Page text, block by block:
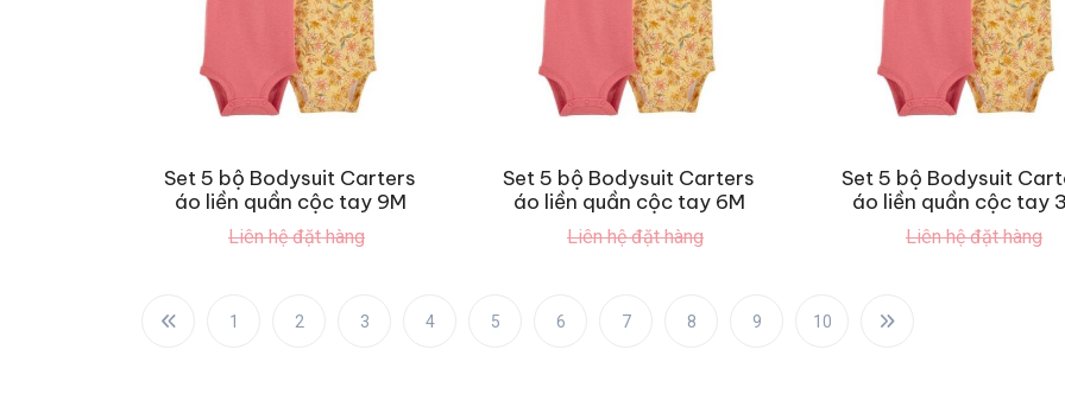
Set 5 bộ Bodysuit Carters
áo liền quần cộc tay 9M
Liên hệ đặt hàng
Set 5 bộ Bodysuit Carters
áo liền quần cộc tay 6M
Liên hệ đặt hàng
Set 5 bộ Bodysuit
áo liền quần cộc tay
Liên hệ đặt hàng
1 2 3 4 5 6 7 8 9 10